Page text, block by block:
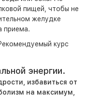
пищей, чтобы не
желудке
приема.
курс
энергии.
избавиться от
на максимум,